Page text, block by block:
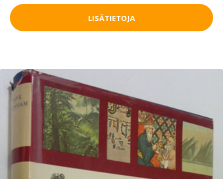
LISÄTIETOJA